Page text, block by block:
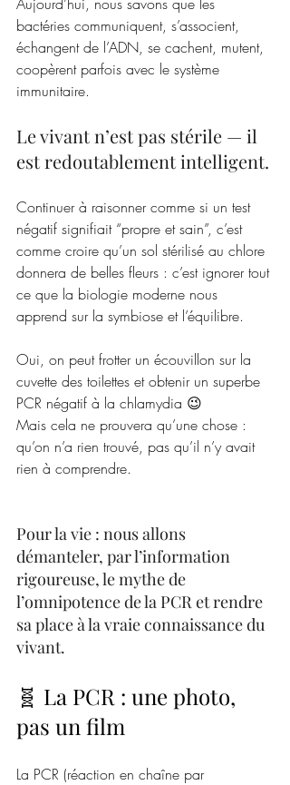
bactéries communiquent, s’associent,
échangent de l’ADN, se cachent, mutent,
coopèrent parfois avec le système
immunitaire.
Le vivant n’est pas stérile — il
est redoutablement intelligent.
Continuer à raisonner comme si un test
négatif signifiait “propre et sain”, c’est
comme croire qu’un sol stérilisé au chlore
donnera de belles fleurs : c’est ignorer tout
ce que la biologie moderne nous
apprend sur la symbiose et l’équilibre.
Oui, on peut frotter un écouvillon sur la
cuvette des toilettes et obtenir un superbe
PCR négatif à la chlamydia 😉
Mais cela ne prouvera qu’une chose :
qu’on n’a rien trouvé, pas qu’il n’y avait
rien à comprendre.
Pour la vie : nous allons
démanteler, par l’information
rigoureuse, le mythe de
l’omnipotence de la PCR et rendre
sa place à la vraie connaissance du
vivant.
🧬 La PCR : une photo,
pas un film
La PCR (réaction en chaîne par